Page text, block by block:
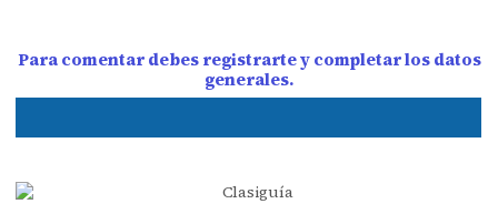
Para comentar debes registrarte y completar los datos
generales.